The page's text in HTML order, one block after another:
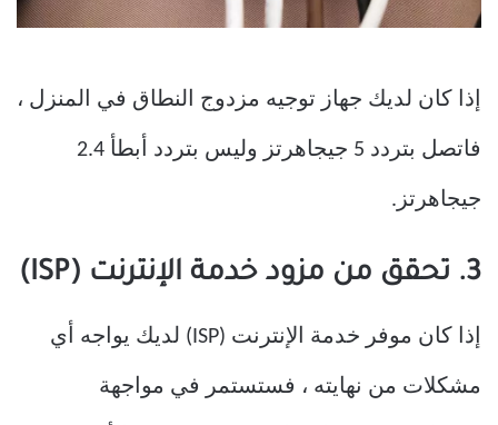
إذا كان لديك جهاز توجيه مزدوج النطاق في المنزل ،
فاتصل بتردد 5 جيجاهرتز وليس بتردد أبطأ 2.4
جيجاهرتز.
3. تحقق من مزود خدمة الإنترنت (ISP)
إذا كان موفر خدمة الإنترنت (ISP) لديك يواجه أي
مشكلات من نهايته ، فستستمر في مواجهة